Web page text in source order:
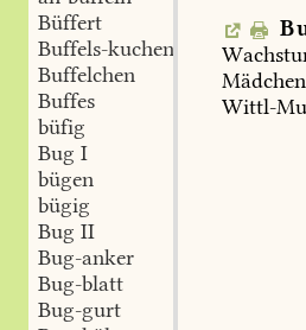
Büffert
Buffels-kuchen
Buffelchen
Buffes
büfig
Bug I
bügen
bügig
Bug II
Bug-anker
Bug-blatt
Bug-gurt
Mädchen
Wittl-